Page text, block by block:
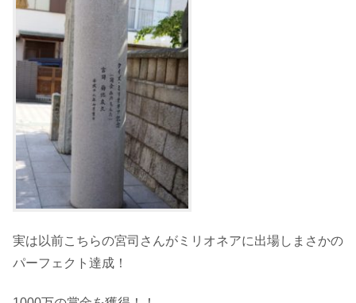
実は以前こちらの宮司さんがミリオネアに出場しまさかの
パーフェクト達成！